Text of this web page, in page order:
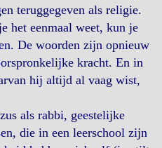
teruggegeven als religie.
het eenmaal weet, kun je
De woorden zijn opnieuw
kracht. En in
hij altijd al vaag wist,
als rabbi, geestelijke
die in een leerschool zijn